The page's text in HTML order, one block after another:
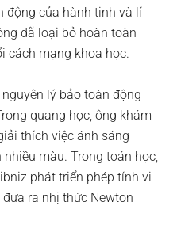
động của hành tinh và lí
đã loại bỏ hoàn toàn
cách mạng khoa học.
lý bảo toàn động
quang học, ông khám
thích việc ánh sáng
màu. Trong toán học,
phát triển phép tính vi
ra nhị thức Newton